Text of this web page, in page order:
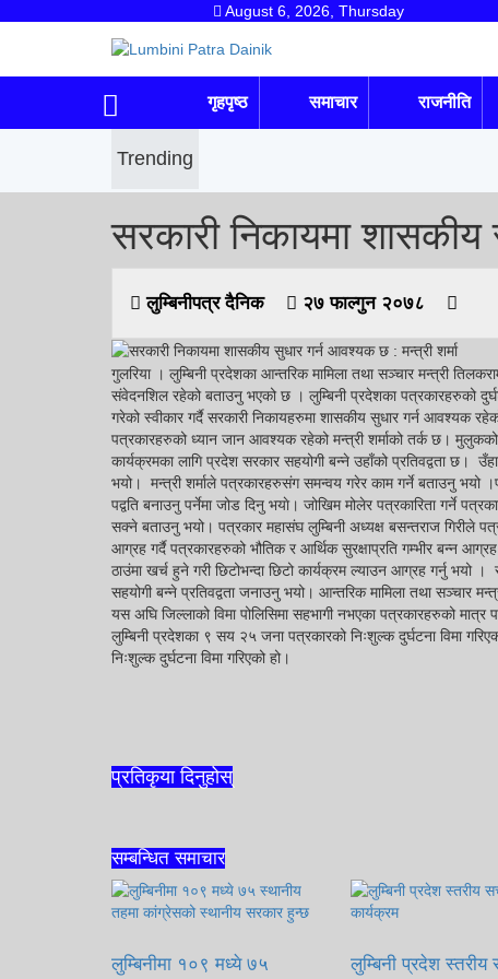
August 6, 2026, Thursday
गृहपृष्ठ समाचार राजनीति
Trending
सरकारी निकायमा
लुम्बिनीपत्र दैनिक २७ फाल्गुन २०७८
गुलरिया । लुम्बिनी प्रदेशका आन्तरिक मामिला तथा सञ्चार मन्त्री
संवेदनशिल रहेको बताउनु भएको छ । लुम्बिनी प्रदेशका पत्रकारहरुको
गरेको स्वीकार गर्दै सरकारी निकायहरुमा शासकीय सुधार गर्न आवश्यक
पत्रकारहरुको ध्यान जान आवश्यक रहेको मन्त्री शर्माको तर्क छ। मुलुकको
कार्यक्रमका लागि प्रदेश सरकार सहयोगी बन्ने उहाँको प्रतिवद्वता छ।
भयो। मन्त्री शर्माले पत्रकारहरुसंग समन्वय गरेर काम गर्ने बताउनु भयो
पद्वति बनाउनु पर्नेमा जोड दिनु भयाे। जोखिम मोलेर पत्रकारिता गर्ने
सक्ने बताउनु भयो। पत्रकार महासंघ लुम्बिनी अध्यक्ष बसन्तराज गिरीले
आग्रह गर्दै पत्रकारहरुको भौतिक र आर्थिक सुरक्षाप्रति गम्भीर बन्न
ठाउंमा खर्च हुने गरी छिटोभन्दा छिटो कार्यक्रम ल्याउन आग्रह गर्नु भयो ।
सहयोगी बन्ने प्रतिवद्वता जनाउनु भयो। आन्तरिक मामिला तथा सञ्चार
यस अघि जिल्लाको विमा पोलिसिमा सहभागी नभएका पत्रकारहरुको मात्र
लुम्बिनी प्रदेशका ९ सय २५ जना पत्रकारको निःशुल्क दुर्घटना विमा
निःशुल्क दुर्घटना विमा गरिएको हो।
प्रतिकृया दिनुहोस्
सम्बन्धित समाचार
लुम्बिनीमा १०९ मध्ये ७५
लुम्बिनी प्रदेश स्तरीय